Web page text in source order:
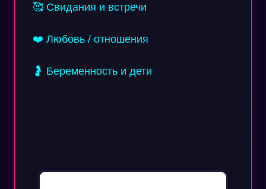
🥰 Свидания и встречи
❤️ Любовь / отношения
🤰 Беременность и дети